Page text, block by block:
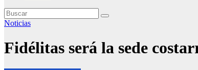
Noticias
Fidélitas será la sede